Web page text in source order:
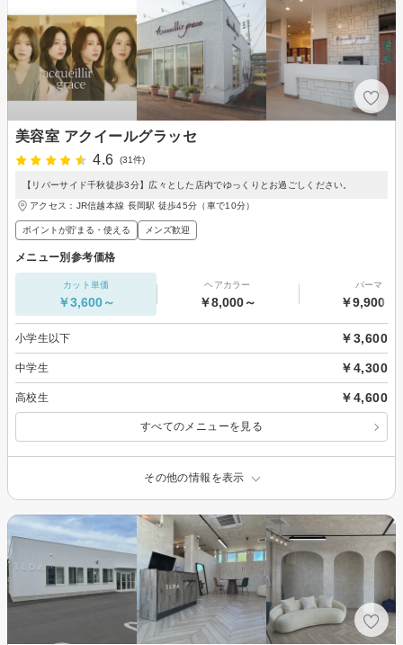
美容室 アクイールグラッセ
4.6
(31件)
【リバーサイド千秋徒歩3分】広々とした店内でゆっくりとお過ごしください。
アクセス：JR信越本線 長岡駅 徒歩45分（車で10分）
ポイントが貯まる・使える メンズ歓迎
メニュー別参考価格
カット単価
￥3,600～
ヘアカラー
￥8,000～
パーマ
￥9,900～
小学生以下 ￥3,600
中学生 ￥4,300
高校生 ￥4,600
すべてのメニューを見る
その他の情報を表示